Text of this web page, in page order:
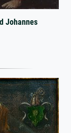
Johannes